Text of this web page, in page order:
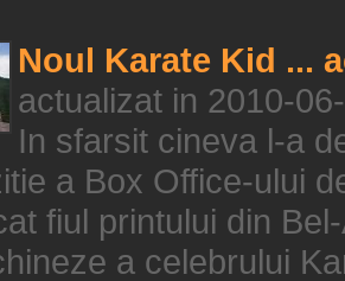
Noul Karate Kid ...
actualizat in 2010-
In sfarsit cineva l-a
a Box Office-ului
fiul printului din
a celebrului